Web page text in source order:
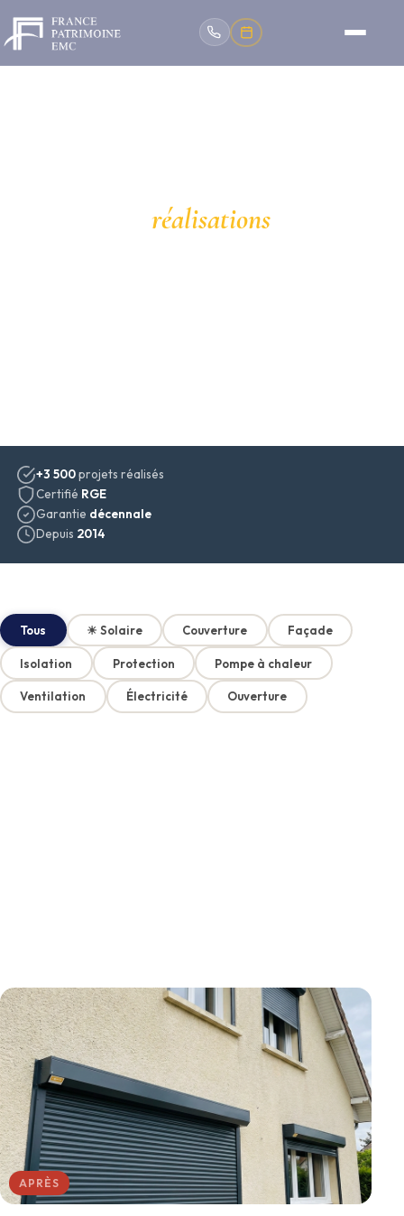
Nosréalisations
+3 500projets réalisés
Certifié RGE
Garantie décennale
Depuis 2014
Tous ☀ Solaire Couverture Façade
Isolation Protection Pompe à chaleur
Ventilation Électricité Ouverture
APRÈS